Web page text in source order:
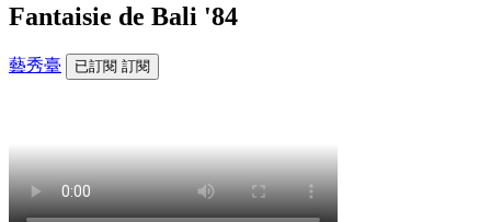
Fantaisie de Bali '84
藝秀臺 已訂閱 訂閱